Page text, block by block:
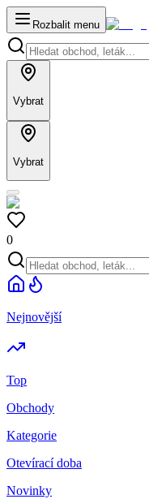
Rozbalit menu
Vybrat
Vybrat
0
Nejnovější
Top
Obchody
Kategorie
Otevírací doba
Novinky